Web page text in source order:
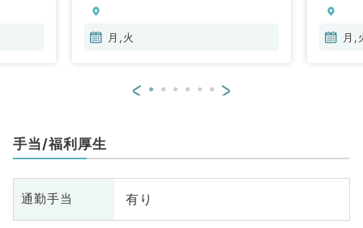
月,火 月,
< >
手当/福利厚生
通勤手当 有り